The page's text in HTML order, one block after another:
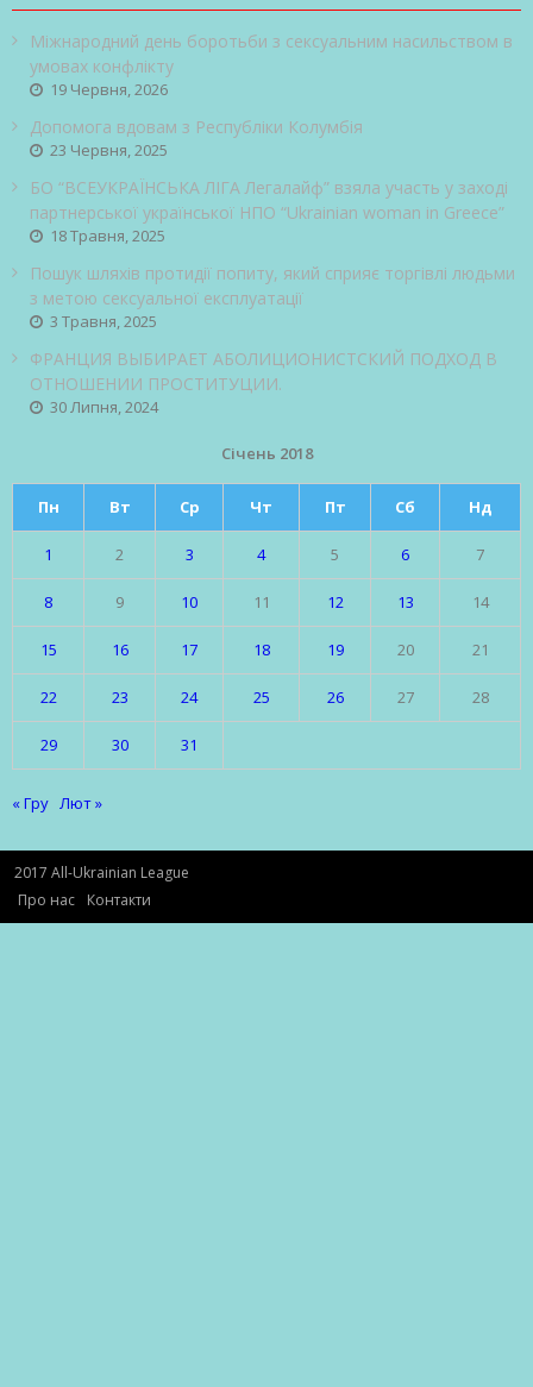
Міжнародний день боротьби з сексуальним насильством в
умовах конфлікту
19 Червня, 2026
Допомога вдовам з Республіки Колумбія
23 Червня, 2025
БО “ВСЕУКРАЇНСЬКА ЛІГА Легалайф” взяла участь у заході
партнерської української НПО “Ukrainian woman in Greece”
18 Травня, 2025
Пошук шляхів протидії попиту, який сприяє торгівлі людьми
з метою сексуальної експлуатації
3 Травня, 2025
ФРАНЦИЯ ВЫБИРАЕТ АБОЛИЦИОНИСТСКИЙ ПОДХОД В
ОТНОШЕНИИ ПРОСТИТУЦИИ.
30 Липня, 2024
Січень 2018
Пн Вт Ср Чт Пт Сб Нд
1 2 3 4 5 6 7
8 9 10 11 12 13 14
15 16 17 18 19 20 21
22 23 24 25 26 27 28
29 30 31
« Гру Лют »
2017 All-Ukrainian League
Про нас
Контакти